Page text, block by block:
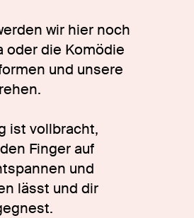
wir hier noch
oder die Komödie
und unsere
ist vollbracht,
Finger auf
und
lässt und dir